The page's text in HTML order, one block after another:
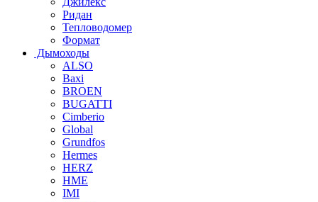
Ридан
Тепловодомер
Формат
Дымоходы
ALSO
Baxi
BROEN
BUGATTI
Cimberio
Global
Grundfos
Hermes
HERZ
HME
IMI